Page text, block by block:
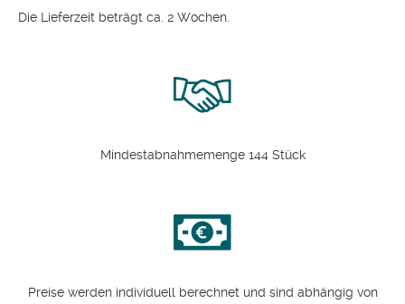
Die Lieferzeit beträgt ca. 2 Wochen.
Mindestabnahmemenge 144 Stück
Preise werden individuell berechnet und sind abhängig von